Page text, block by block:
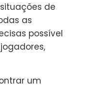
de
as
possível
um